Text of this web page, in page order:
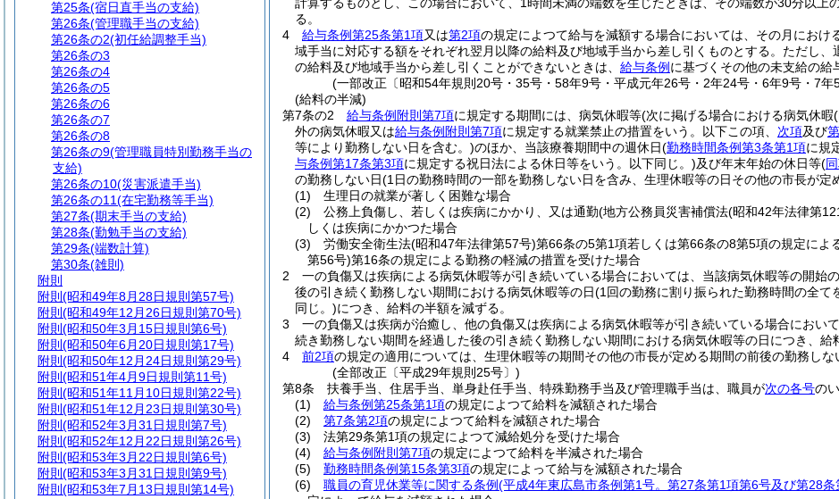
る。
4
給与条例第25条第1項又は第2項の規定によつて給与を減額する場合においては、その月にお
域手当に対応する額をそれぞれ翌月以降の給料及び地域手当から差し引くものとする。 ただし、
の給料及び地域手当から差し引くことができないときは、 給与条例 に基づくその他の未支給の給
(一部改正〔昭和54年規則20号・35号・58年9号・平成元年26号・2年24号・6年9号・7
(給料の半減)
第7条の2
給与条例附則第7項に規定する期間には、病気休暇等(次に掲げる場合における病気休暇
外の病気休暇又は給与条例附則第7項に規定する就業禁止の措置をいう。以下この項、 次項及び
等により勤務しない日を含む。)のほか、当該療養期間中の週休日(勤務時間条例第3条第1項に規
与条例第17条第3項に規定する祝日法による休日等をいう。以下同じ。)及び年末年始の休日等(
の勤務しない日(1日の勤務時間の一部を勤務しない日を含み、生理休暇等の日その他の市長が定
(1)
生理日の就業が著しく困難な場合
(2)
公務上負傷し、若しくは疾病にかかり、又は通勤(地方公務員災害補償法(昭和42年法律第
しくは疾病にかかつた場合
(3)
労働安全衛生法(昭和47年法律第57号)第66条の5第1項若しくは第66条の8第5項の規定によ
第56号)第16条の規定による勤務の軽減の措置を受けた場合
2
一の負傷又は疾病による病気休暇等が引き続いている場合においては、当該病気休暇等の開始
後の引き続く勤務しない期間における病気休暇等の日(1回の勤務に割り振られた勤務時間の全て
同じ。)につき、給料の半額を減ずる。
3
一の負傷又は疾病が治癒し、他の負傷又は疾病による病気休暇等が引き続いている場合におい
続き勤務しない期間を経過した後の引き続く勤務しない期間における病気休暇等の日につき、給
4
前2項の規定の適用については、生理休暇等の期間その他の市長が定める期間の前後の勤務しな
(全部改正〔平成29年規則25号〕)
第8条
扶養手当、住居手当、単身赴任手当、特殊勤務手当及び管理職手当は、職員が次の各号の
(1)
給与条例第25条第1項の規定によつて給料を減額された場合
(2)
第7条第2項の規定によつて給料を減額された場合
(3)
法第29条第1項の規定によつて減給処分を受けた場合
(4)
給与条例附則第7項の規定によつて給料を半減された場合
(5)
勤務時間条例第15条第3項の規定によって給与を減額された場合
(6)
職員の育児休業等に関する条例(平成4年東広島市条例第1号。第27条第1項第6号及び第28
第25条(宿日直手当の支給)
第26条(管理職手当の支給)
第26条の2(初任給調整手当)
第26条の3
第26条の4
第26条の5
第26条の6
第26条の7
第26条の8
第26条の9(管理職員特別勤務手当の
支給)
第26条の10(災害派遣手当)
第26条の11(在宅勤務等手当)
第27条(期末手当の支給)
第28条(勤勉手当の支給)
第29条(端数計算)
第30条(雑則)
附則
附則 (昭和49年8月28日規則第57号)
附則 (昭和49年12月26日規則第70号)
附則 (昭和50年3月15日規則第6号)
附則 (昭和50年6月20日規則第17号)
附則 (昭和50年12月24日規則第29号)
附則 (昭和51年4月9日規則第11号)
附則 (昭和51年11月10日規則第22号)
附則 (昭和51年12月23日規則第30号)
附則 (昭和52年3月31日規則第7号)
附則 (昭和52年12月22日規則第26号)
附則 (昭和53年3月22日規則第6号)
附則 (昭和53年3月31日規則第9号)
附則 (昭和53年7月13日規則第14号)